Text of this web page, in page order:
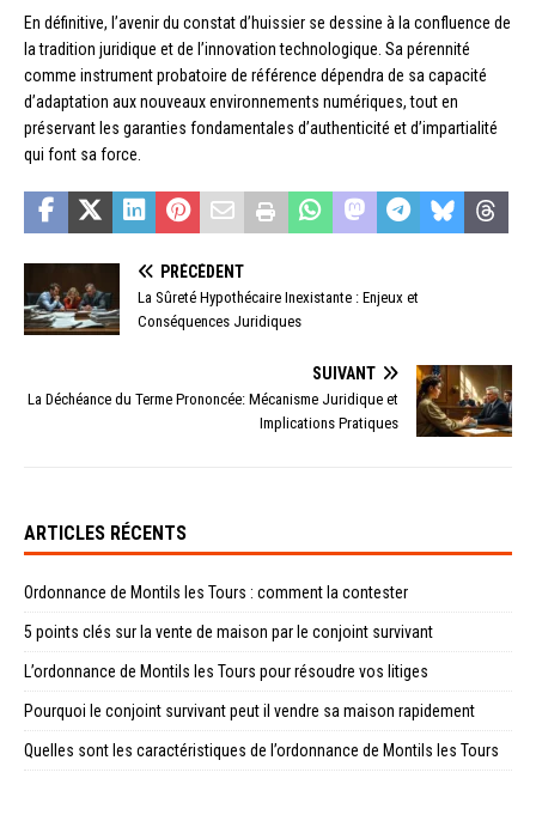
En définitive, l’avenir du constat d’huissier se dessine à la confluence de
la tradition juridique et de l’innovation technologique. Sa pérennité
comme instrument probatoire de référence dépendra de sa capacité
d’adaptation aux nouveaux environnements numériques, tout en
préservant les garanties fondamentales d’authenticité et d’impartialité
qui font sa force.
PRÉCÉDENT
La Sûreté Hypothécaire Inexistante : Enjeux et
Conséquences Juridiques
SUIVANT
La Déchéance du Terme Prononcée: Mécanisme Juridique et
Implications Pratiques
ARTICLES RÉCENTS
Ordonnance de Montils les Tours : comment la contester
5 points clés sur la vente de maison par le conjoint survivant
L’ordonnance de Montils les Tours pour résoudre vos litiges
Pourquoi le conjoint survivant peut il vendre sa maison rapidement
Quelles sont les caractéristiques de l’ordonnance de Montils les Tours